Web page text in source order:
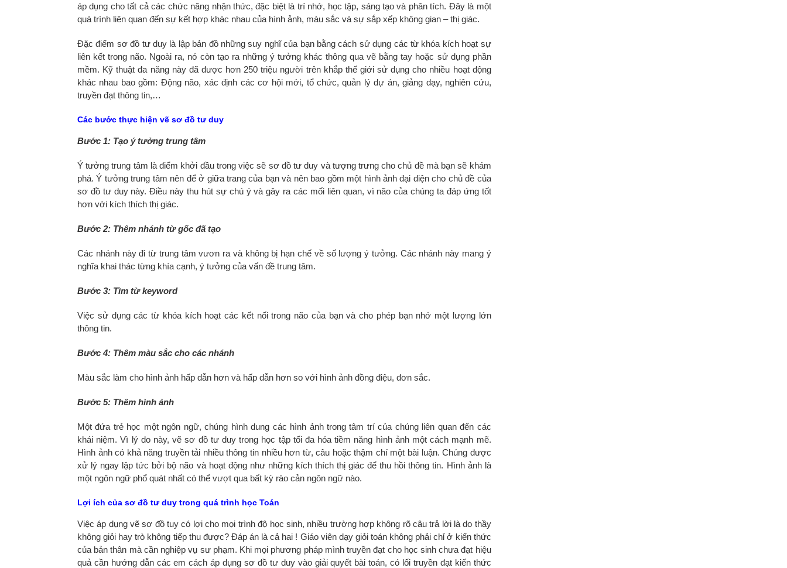
áp dụng cho tất cả các chức năng nhận thức, đặc biệt là trí nhớ, học tập, sáng tạo và phân tích. Đây là một
quá trình liên quan đến sự kết hợp khác nhau của hình ảnh, màu sắc và sự sắp xếp không gian – thị giác.
Đặc điểm sơ đồ tư duy là lập bản đồ những suy nghĩ của bạn bằng cách sử dụng các từ khóa kích hoạt sự
liên kết trong não. Ngoài ra, nó còn tạo ra những ý tưởng khác thông qua vẽ bằng tay hoặc sử dụng phần
mềm. Kỹ thuật đa năng này đã được hơn 250 triệu người trên khắp thế giới sử dụng cho nhiều hoạt động
khác nhau bao gồm: Động não, xác định các cơ hội mới, tổ chức, quản lý dự án, giảng dạy, nghiên cứu,
truyền đạt thông tin,…
Các bước thực hiện vẽ sơ đồ tư duy
Bước 1: Tạo ý tưởng trung tâm
Ý tưởng trung tâm là điểm khởi đầu trong việc sẽ sơ đồ tư duy và tượng trưng cho chủ đề mà bạn sẽ khám
phá. Ý tưởng trung tâm nên để ở giữa trang của bạn và nên bao gồm một hình ảnh đại diện cho chủ đề của
sơ đồ tư duy này. Điều này thu hút sự chú ý và gây ra các mối liên quan, vì não của chúng ta đáp ứng tốt
hơn với kích thích thị giác.
Bước 2: Thêm nhánh từ gốc đã tạo
Các nhánh này đi từ trung tâm vươn ra và không bị hạn chế về số lượng ý tưởng. Các nhánh này mang ý
nghĩa khai thác từng khía cạnh, ý tưởng của vấn đề trung tâm.
Bước 3: Tìm từ keyword
Việc sử dụng các từ khóa kích hoạt các kết nối trong não của bạn và cho phép bạn nhớ một lượng lớn
thông tin.
Bước 4: Thêm màu sắc cho các nhánh
Màu sắc làm cho hình ảnh hấp dẫn hơn và hấp dẫn hơn so với hình ảnh đồng điệu, đơn sắc.
Bước 5: Thêm hình ảnh
Một đứa trẻ học một ngôn ngữ, chúng hình dung các hình ảnh trong tâm trí của chúng liên quan đến các
khái niệm. Vì lý do này, vẽ sơ đồ tư duy trong học tập tối đa hóa tiềm năng hình ảnh một cách mạnh mẽ.
Hình ảnh có khả năng truyền tải nhiều thông tin nhiều hơn từ, câu hoặc thậm chí một bài luận. Chúng được
xử lý ngay lập tức bởi bộ não và hoạt động như những kích thích thị giác để thu hồi thông tin. Hình ảnh là
một ngôn ngữ phổ quát nhất có thể vượt qua bất kỳ rào cản ngôn ngữ nào.
Lợi ích của sơ đồ tư duy trong quá trình học Toán
Việc áp dụng vẽ sơ đồ tuy có lợi cho mọi trình độ học sinh, nhiều trường hợp không rõ câu trả lời là do thầy
không giỏi hay trò không tiếp thu được? Đáp án là cả hai ! Giáo viên dạy giỏi toán không phải chỉ ở kiến thức
của bản thân mà cần nghiệp vụ sư phạm. Khi mọi phương pháp mình truyền đạt cho học sinh chưa đạt hiệu
quả cần hướng dẫn các em cách áp dụng sơ đồ tư duy vào giải quyết bài toán, có lối truyền đạt kiến thức